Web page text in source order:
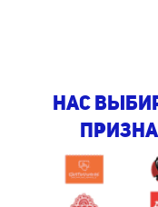
Нас